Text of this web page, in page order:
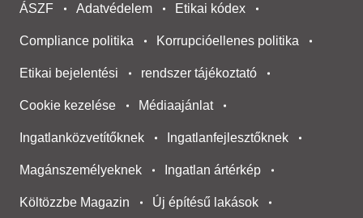
ÁSZF Adatvédelem Etikai kódex
Compliance politika Korrupcióellenes politika
Etikai bejelentési rendszer tájékoztató
Cookie kezelése Médiaajánlat
Ingatlanközvetítőknek Ingatlanfejlesztőknek
Magánszemélyeknek Ingatlan ártérkép
Költözzbe Magazin Új építésű lakások